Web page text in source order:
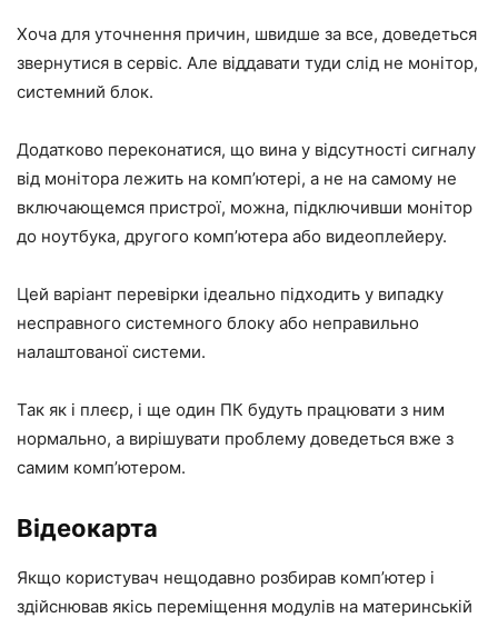
Хоча для уточнення причин, швидше за все, доведеться
звернутися в сервіс. Але віддавати туди слід не монітор,
системний блок.
Додатково переконатися, що вина у відсутності сигналу
від монітора лежить на комп’ютері, а не на самому не
включающемся пристрої, можна, підключивши монітор
до ноутбука, другого комп’ютера або видеоплейеру.
Цей варіант перевірки ідеально підходить у випадку
несправного системного блоку або неправильно
налаштованої системи.
Так як і плеєр, і ще один ПК будуть працювати з ним
нормально, а вирішувати проблему доведеться вже з
самим комп’ютером.
Відеокарта
Якщо користувач нещодавно розбирав комп’ютер і
здійснював якісь переміщення модулів на материнській